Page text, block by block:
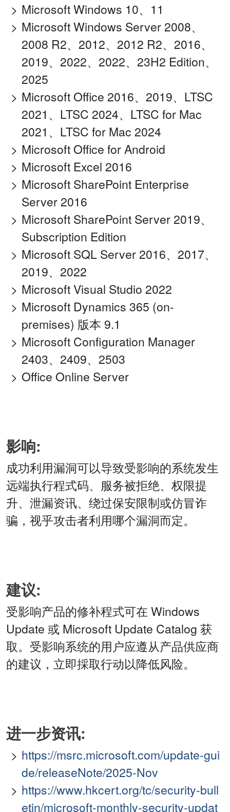
Microsoft Windows 10、11
Microsoft Windows Server 2008、
2008 R2、2012、2012 R2、2016、
2019、2022、2022、23H2 Edition、
2025
Microsoft Office 2016、2019、LTSC
2021、LTSC 2024、LTSC for Mac
2021、LTSC for Mac 2024
Microsoft Office for Android
Microsoft Excel 2016
Microsoft SharePoint Enterprise
Server 2016
Microsoft SharePoint Server 2019、
Subscription Edition
Microsoft SQL Server 2016、2017、
2019、2022
Microsoft Visual Studio 2022
Microsoft Dynamics 365 (on-
premises) 版本 9.1
Microsoft Configuration Manager
2403、2409、2503
Office Online Server
影响:
成功利用漏洞可以导致受影响的系统发生
远端执行程式码、服务被拒绝、权限提
升、泄漏资讯、绕过保安限制或仿冒诈
骗，视乎攻击者利用哪个漏洞而定。
建议:
受影响产品的修补程式可在 Windows
Update 或 Microsoft Update Catalog 获
取。受影响系统的用户应遵从产品供应商
的建议，立即採取行动以降低风险。
进一步资讯:
https://msrc.microsoft.com/update-gui
de/releaseNote/2025-Nov
https://www.hkcert.org/tc/security-bull
etin/microsoft-monthly-security-updat